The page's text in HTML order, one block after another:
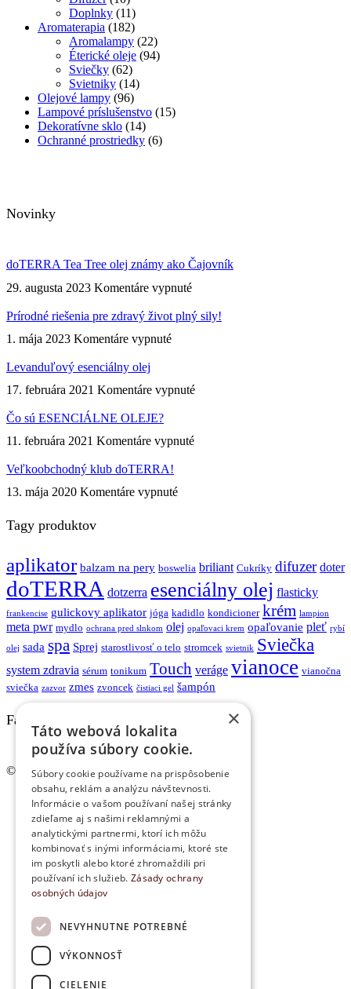
Doplnky (11)
Aromaterapia (182)
Aromalampy (22)
Éterické oleje (94)
Sviečky (62)
Svietniky (14)
Olejové lampy (96)
Lampové príslušenstvo (15)
Dekoratívne sklo (14)
Ochranné prostriedky (6)
Novinky
doTERRA Tea Tree olej známy ako Čajovník
29. augusta 2023 Komentáre vypnuténa
Tea
Čajovník
Prírodné riešenia pre zdravý život plný sily!
1. mája 2023 Komentáre vypnuténa
zdravý
sily!
Levanduľový esenciálny olej
17. februára 2021 Komentáre vypnuténa
Čo sú ESENCIÁLNE OLEJE?
11. februára 2021 Komentáre vypnuténa
Veľkoobchodný klub doTERRA!
13. mája 2020 Komentáre vypnuténa
Tagy produktov
aplikator balzam na pery boswelia briliant Cukríky difuzer doter
doTERRA dotzerra esenciálny olej flasticky
frankencise gulickovy aplikator jóga kadidlo kondicioner krém lampion
meta pwr mydlo ochrana pred slnkom olej opaľovaci krem opaľovanie pleť rybí
olej sada spa Sprej starostlivosť o telo stromcek svietnik Sviečka
system zdravia sérum tonikum Touch veráge vianoce vianočna
sviečka zazvor zmes zvoncek čistiaci gel šampón
Facebook
© www.lampoil.sk | Všetky práva vyhradené.
Ochrana osobných údajov
Cookies
Obchodné podmienky
Kontakt
×
Táto webová lokalita
používa súbory cookie.
Súbory cookie používame na prispôsobenie
obsahu, reklám a analýzu návštevnosti.
Informácie o vašom používaní našej stránky
zdieľame aj s našimi reklamnými a
analytickými partnermi, ktorí ich môžu
kombinovať s inými informáciami, ktoré ste
im poskytli alebo ktoré zhromaždili pri
používaní ich služieb. Zásady ochrany
osobných údajov
NEVYHNUTNE POTREBNÉ
VÝKONNOSŤ
CIELENIE